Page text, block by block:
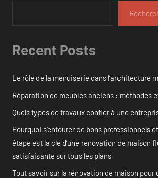
Recent Posts
Le rôle de la menuiserie dans l’architecture
Réparation de meubles anciens : méthodes
Quels types de travaux confier à une
Pourquoi s’entourer de bons professionnels
étape est la clé d’une rénovation de maison
satisfaisante sur tous les plans
Tout savoir sur la rénovation de maison pour